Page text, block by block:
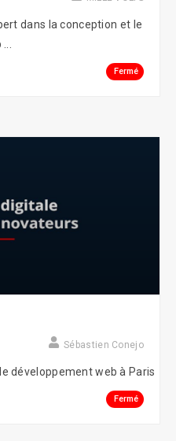
dans la conception et le
Fermé
Sébastien Conejo
développement web à Paris
Fermé